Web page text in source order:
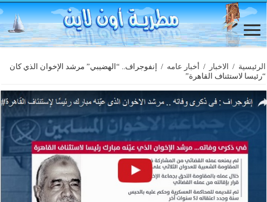
الرئيسية / الاخبار / أخبار عامه / إنفوجراف.. “الهضيبي” مرشد الإخوان الذي كان
“رئيسا لاستئناف القاهرة”